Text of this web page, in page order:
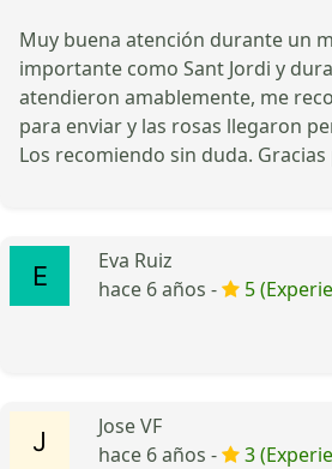
Muy buena atención durante un
importante como Sant Jordi y
atendieron amablemente, me
para enviar y las rosas llegaron
Los recomiendo sin duda.
Eva Ruiz
hace 6 años -
5
Jose VF
hace 6 años -
3